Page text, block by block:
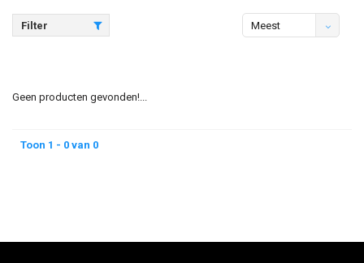
Filter
Meest
Geen producten gevonden!...
Toon 1 - 0 van 0